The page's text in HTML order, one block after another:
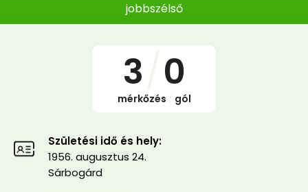
jobbszélső
3 0
mérkőzés gól
Születési idő és hely:
1956. augusztus 24.
Sárbogárd